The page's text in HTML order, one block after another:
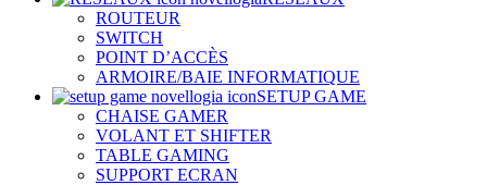
ROUTEUR
SWITCH
POINT D’ACCÈS
ARMOIRE/BAIE INFORMATIQUE
SETUP GAME
CHAISE GAMER
VOLANT ET SHIFTER
TABLE GAMING
SUPPORT ECRAN